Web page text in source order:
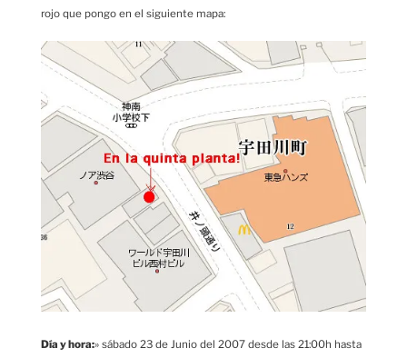
rojo que pongo en el siguiente mapa:
Día y hora:» sábado 23 de Junio del 2007 desde las 21:00h hasta